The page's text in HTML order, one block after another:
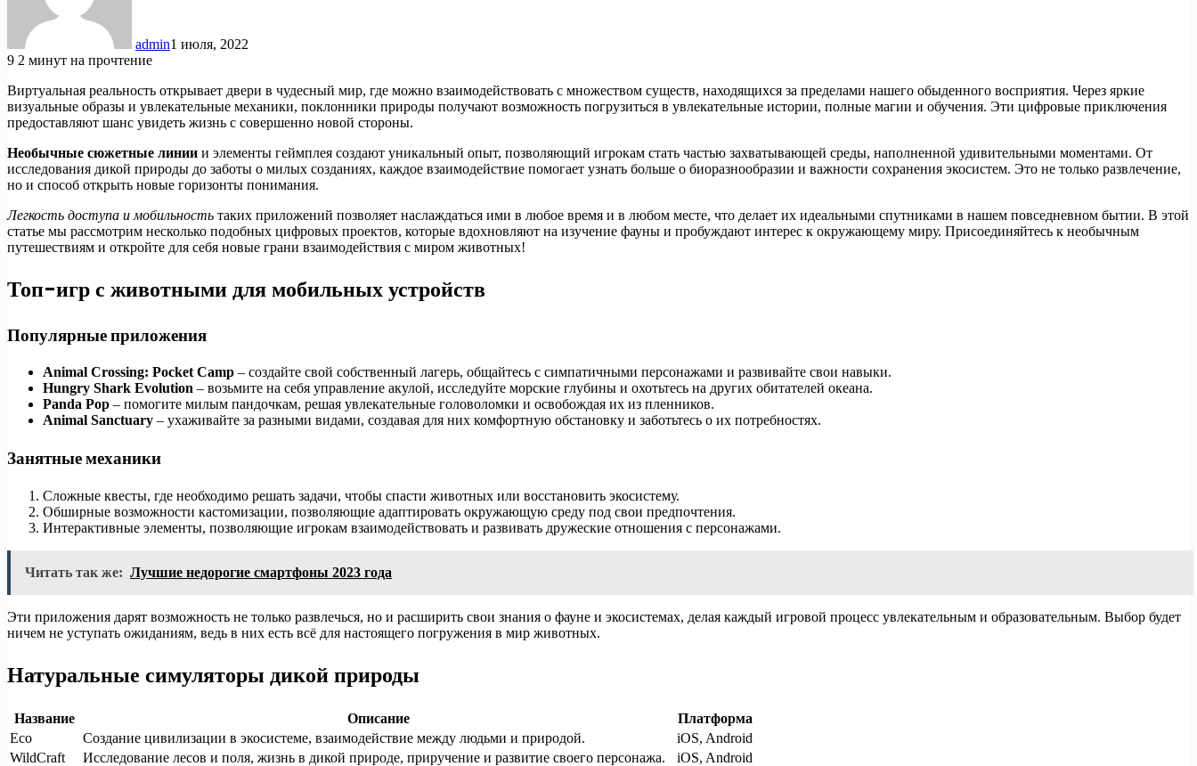
admin1 июля, 2022
9 2 минут на прочтение
Виртуальная реальность открывает двери в чудесный мир, где можно взаимодействовать с множеством существ, находящихся за пределами нашего обыденного восприятия. Через яркие
визуальные образы и увлекательные механики, поклонники природы получают возможность погрузиться в увлекательные истории, полные магии и обучения. Эти цифровые приключения
предоставляют шанс увидеть жизнь с совершенно новой стороны.
Необычные сюжетные линии и элементы геймплея создают уникальный опыт, позволяющий игрокам стать частью захватывающей среды, наполненной удивительными моментами. От
исследования дикой природы до заботы о милых созданиях, каждое взаимодействие помогает узнать больше о биоразнообразии и важности сохранения экосистем. Это не только развлечение,
но и способ открыть новые горизонты понимания.
Легкость доступа и мобильность таких приложений позволяет наслаждаться ими в любое время и в любом месте, что делает их идеальными спутниками в нашем повседневном бытии. В этой
статье мы рассмотрим несколько подобных цифровых проектов, которые вдохновляют на изучение фауны и пробуждают интерес к окружающему миру. Присоединяйтесь к необычным
путешествиям и откройте для себя новые грани взаимодействия с миром животных!
Топ-игр с животными для мобильных устройств
Популярные приложения
Animal Crossing: Pocket Camp – создайте свой собственный лагерь, общайтесь с симпатичными персонажами и развивайте свои навыки.
Hungry Shark Evolution – возьмите на себя управление акулой, исследуйте морские глубины и охотьтесь на других обитателей океана.
Panda Pop – помогите милым пандочкам, решая увлекательные головоломки и освобождая их из пленников.
Animal Sanctuary – ухаживайте за разными видами, создавая для них комфортную обстановку и заботьтесь о их потребностях.
Занятные механики
Сложные квесты, где необходимо решать задачи, чтобы спасти животных или восстановить экосистему.
Обширные возможности кастомизации, позволяющие адаптировать окружающую среду под свои предпочтения.
Интерактивные элементы, позволяющие игрокам взаимодействовать и развивать дружеские отношения с персонажами.
Читать так же: Лучшие недорогие смартфоны 2023 года
Эти приложения дарят возможность не только развлечься, но и расширить свои знания о фауне и экосистемах, делая каждый игровой процесс увлекательным и образовательным. Выбор будет
ничем не уступать ожиданиям, ведь в них есть всё для настоящего погружения в мир животных.
Натуральные симуляторы дикой природы
Название Описание
Платформа
Eco
Создание цивилизации в экосистеме, взаимодействие между людьми и природой.
iOS, Android
WildCraft
Исследование лесов и поля, жизнь в дикой природе, приручение и развитие своего персонажа.
iOS, Android